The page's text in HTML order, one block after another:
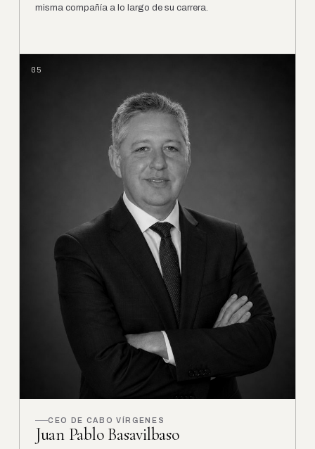
misma compañía a lo largo de su carrera.
CEO DE CABO VÍRGENES
Juan Pablo Basavilbaso